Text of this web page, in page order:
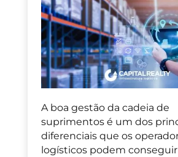
A boa gestão da cadeia de
suprimentos é um dos
diferenciais que os
logísticos podem conseguir